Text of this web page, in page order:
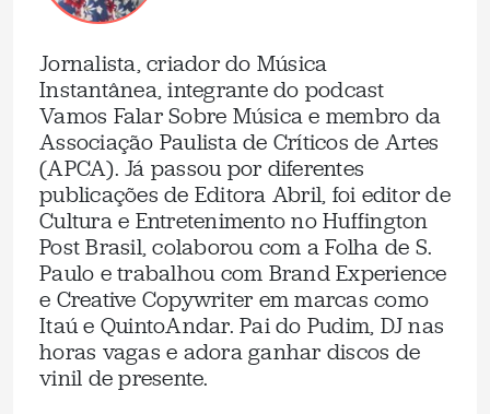
Jornalista, criador do Música
Instantânea, integrante do podcast
Vamos Falar Sobre Música e membro da
Associação Paulista de Críticos de Artes
(APCA). Já passou por diferentes
publicações de Editora Abril, foi editor de
Cultura e Entretenimento no Huffington
Post Brasil, colaborou com a Folha de S.
Paulo e trabalhou com Brand Experience
e Creative Copywriter em marcas como
Itaú e QuintoAndar. Pai do Pudim, DJ nas
horas vagas e adora ganhar discos de
vinil de presente.